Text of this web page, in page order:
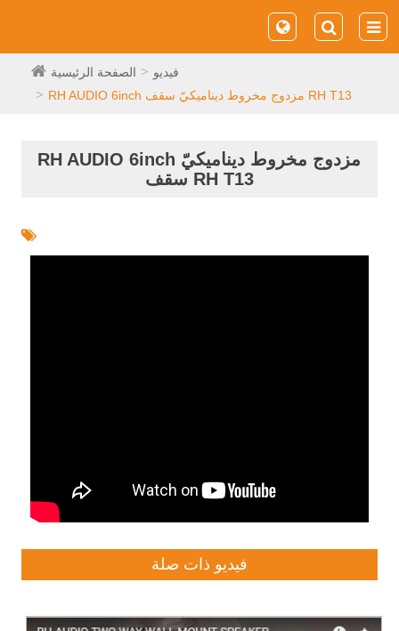
الصفحة الرئيسية
فيديو
RH AUDIO 6inch مزدوج مخروط ديناميكيّ سقف RH T13
RH AUDIO 6inch مزدوج مخروط ديناميكيّ
سقف RH T13
فيديو ذات صلة